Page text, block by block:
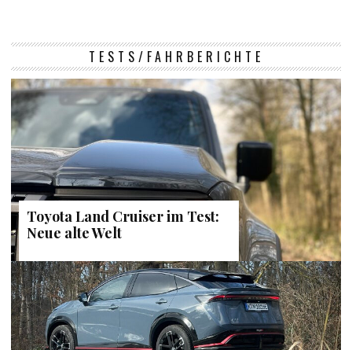
TESTS/FAHRBERICHTE
Toyota Land Cruiser im Test:
Neue alte Welt